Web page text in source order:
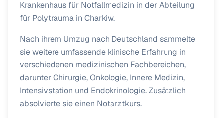
Krankenhaus für Notfallmedizin in der Abteilung
für Polytrauma in Charkiw.
Nach ihrem Umzug nach Deutschland sammelte
sie weitere umfassende klinische Erfahrung in
verschiedenen medizinischen Fachbereichen,
darunter Chirurgie, Onkologie, Innere Medizin,
Intensivstation und Endokrinologie. Zusätzlich
absolvierte sie einen Notarztkurs.